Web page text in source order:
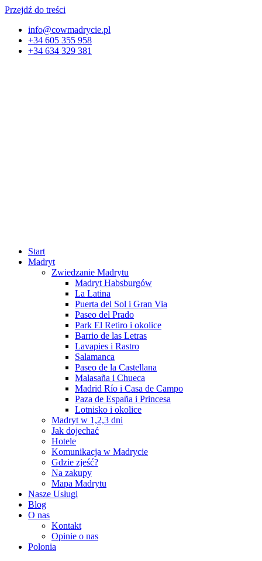
Przejdź do treści
info@cowmadrycie.pl
+34 605 355 958
+34 634 329 381​
Start
Madryt
Zwiedzanie Madrytu
Madryt Habsburgów
La Latina
Puerta del Sol i Gran Via
Paseo del Prado
Park El Retiro i okolice
Barrio de las Letras
Lavapies i Rastro
Salamanca
Paseo de la Castellana
Malasaña i Chueca
Madrid Río i Casa de Campo
Paza de España i Princesa
Lotnisko i okolice
Madryt w 1,2,3 dni
Jak dojechać
Hotele
Komunikacja w Madrycie
Gdzie zjeść?
Na zakupy
Mapa Madrytu
Nasze Usługi
Blog
O nas
Kontakt
Opinie o nas
Polonia